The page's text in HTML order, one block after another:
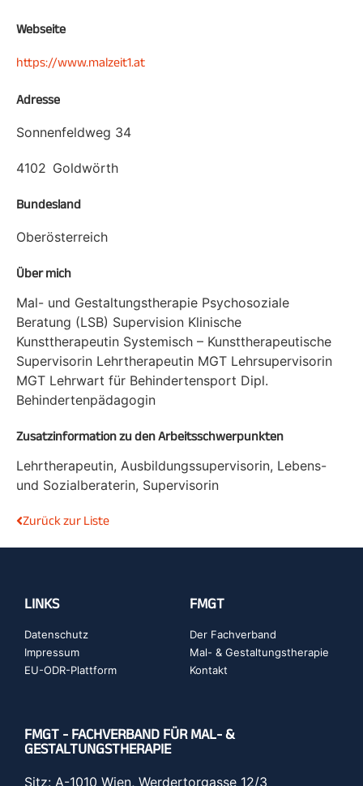
Webseite
https://www.malzeit1.at
Adresse
Sonnenfeldweg 34
4102 Goldwörth
Bundesland
Oberösterreich
Über mich
Mal- und Gestaltungstherapie Psychosoziale
Beratung (LSB) Supervision Klinische
Kunsttherapeutin Systemisch – Kunsttherapeutische
Supervisorin Lehrtherapeutin MGT Lehrsupervisorin
MGT Lehrwart für Behindertensport Dipl.
Behindertenpädagogin
Zusatzinformation zu den Arbeitsschwerpunkten
Lehrtherapeutin, Ausbildungssupervisorin, Lebens-
und Sozialberaterin, Supervisorin
Zurück zur Liste
LINKS
Datenschutz
Impressum
EU-ODR-Plattform
FMGT
Der Fachverband
Mal- & Gestaltungstherapie
Kontakt
FMGT - FACHVERBAND FÜR MAL- &
GESTALTUNGSTHERAPIE
Sitz: A-1010 Wien, Werdertorgasse 12/3